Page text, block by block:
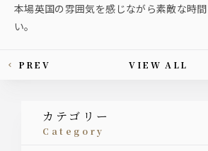
本場英国の雰囲気を感じながら素敵な時
い。
This article's paging
PREV VIEW ALL
カテゴリー
category